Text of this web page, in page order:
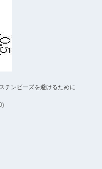
チンビーズを避けるために